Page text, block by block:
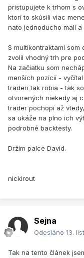
pristupujete k trhom s
ktorí to skúsili viac
nato jednoducho mali
S multikontraktami
zvolil vhodný trh pre
Na začiatku som
menších pozícií -
traderi tak robia - tak
otvorených niekedy aj
trader pochopí až
sa ukáže na plno ich
podrobné backtesty.
Držím palce David.
nickirout
Sejna
Odesláno 13.
Tak na tento článek